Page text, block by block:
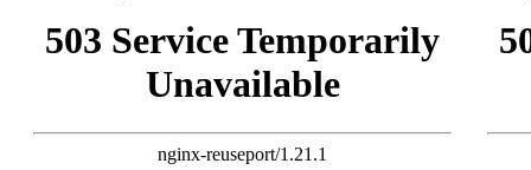
503 Service Temporarily
Unavailable
nginx-reuseport/1.21.1